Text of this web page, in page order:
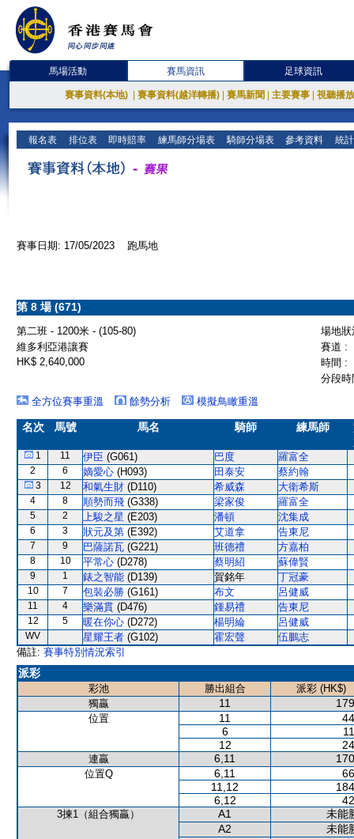
馬場活動 賽馬資訊 足球資訊
賽事資料(本地) 賽事資料(越洋轉播) 賽馬新聞 主要賽事 視聽播
報名表 排位表 即時賠率 練馬師分場表 騎師分場表 參考資料 統
賽事日期: 17/05/2023 跑馬地
第 8 場 (671)
第二班 - 1200米 - (105-80)
場地
維多利亞港讓賽
賽道 :
HK$ 2,640,000
時間 :
分段
全方位賽事重溫
餘勢分析 模擬鳥瞰重溫
名次 馬號 馬名 騎師 練馬師
1 11 伊臣 (G061) 巴度 羅富全
2 6 嫡愛心 (H093) 田泰安 蔡約翰
3 12 和氣生財 (D110) 希威森 大衛希斯
4 8 順勢而飛 (G338) 梁家俊 羅富全
5 2 上駿之星 (E203) 潘頓 沈集成
6 3 狀元及第 (E392) 艾道拿 告東尼
7 9 巴薩諾瓦 (G221) 班德禮 方嘉柏
8 10 平常心 (D278) 蔡明紹 蘇偉賢
9 1 錶之智能 (D139) 賀銘年 丁冠豪
10 7 包裝必勝 (G161) 布文 呂健威
11 4 樂滿貫 (D476) 鍾易禮 告東尼
12 5 暖在你心 (D272) 楊明綸 呂健威
WV 星耀王者 (G102) 霍宏聲
伍鵬志
備註: 賽事特別情況索引
派彩
彩池 勝出組合
派彩 (HK$)
獨贏
11
位置 11
6
12
連贏 6,11
位置Q 6,11
11,12
6,12
3揀1（組合獨贏） A1
未能
A2
未能